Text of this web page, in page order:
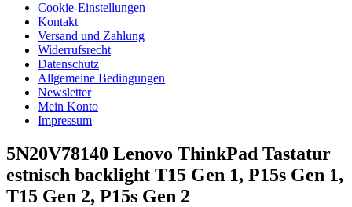
Cookie-Einstellungen
Kontakt
Versand und Zahlung
Widerrufsrecht
Datenschutz
Allgemeine Bedingungen
Newsletter
Mein Konto
Impressum
5N20V78140 Lenovo ThinkPad Tastatur
estnisch backlight T15 Gen 1, P15s Gen 1,
T15 Gen 2, P15s Gen 2